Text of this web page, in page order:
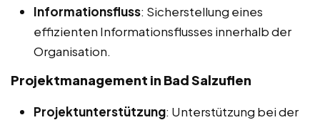
Informationsfluss: Sicherstellung eines
effizienten Informationsflusses innerhalb der
Organisation.
Projektmanagement in Bad Salzuflen
Projektunterstützung: Unterstützung bei der